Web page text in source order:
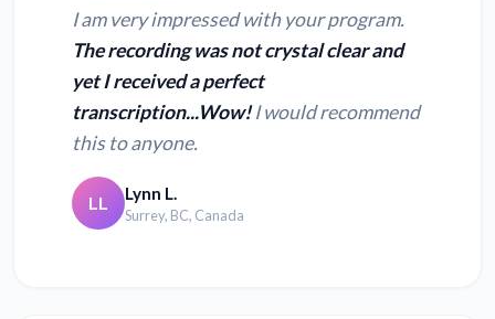
I am very impressed with your program.
The recording was not crystal clear and
yet I received a perfect
transcription...Wow!I would recommend
this to anyone.
LL Lynn L.
Surrey, BC, Canada